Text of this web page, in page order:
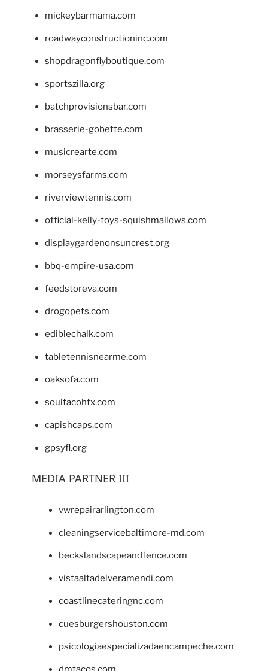
mickeybarmama.com
roadwayconstructioninc.com
shopdragonflyboutique.com
sportszilla.org
batchprovisionsbar.com
brasserie-gobette.com
musicrearte.com
morseysfarms.com
riverviewtennis.com
official-kelly-toys-squishmallows.com
displaygardenonsuncrest.org
bbq-empire-usa.com
feedstoreva.com
drogopets.com
ediblechalk.com
tabletennisnearme.com
oaksofa.com
soultacohtx.com
capishcaps.com
gpsyfl.org
MEDIA PARTNER III
vwrepairarlington.com
cleaningservicebaltimore-md.com
beckslandscapeandfence.com
vistaaltadelveramendi.com
coastlinecateringnc.com
cuesburgershouston.com
psicologiaespecializadaencampeche.com